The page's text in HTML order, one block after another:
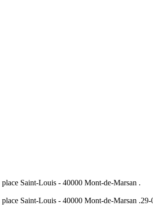
Saint-Louis - 40000 Mont-de-Marsan .
Saint-Louis - 40000 Mont-de-Marsan .29-